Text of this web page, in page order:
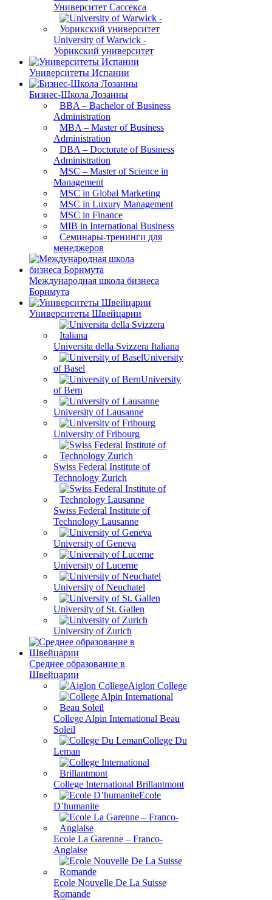
Университет Сассекса
University of Warwick -
Уорикский университет
Университеты Испании
Бизнес-Школа Лозанны
BBA – Bachelor of Business
Administration
MBA – Master of Business
Administration
DBA – Doctorate of Business
Administration
MSC – Master of Science in
Management
MSC in Global Marketing
MSC in Luxury Management
MSC in Finance
MIB in International Business
Семинары-тренинги для
менеджеров
Международная школа бизнеса
Борнмута
Университеты Швейцарии
Universita della Svizzera Italiana
University
of Basel
University
of Bern
University of Lausanne
University of Fribourg
Swiss Federal Institute of
Technology Zurich
Swiss Federal Institute of
Technology Lausanne
University of Geneva
University of Lucerne
University of Neuchatel
University of St. Gallen
University of Zurich
Среднее образование в
Швейцарии
Aiglon College
College Alpin International Beau
Soleil
College Du
Leman
College International Brillantmont
Ecole
D’humanite
Ecole La Garenne – Franco-
Anglaise
Ecole Nouvelle De La Suisse
Romande